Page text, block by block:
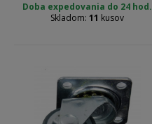
Doba expedovania do 24 hod.
Skladom: 11 kusov